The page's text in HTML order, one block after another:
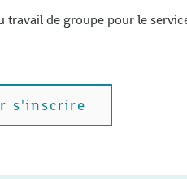
travail de groupe pour le
s'inscrire